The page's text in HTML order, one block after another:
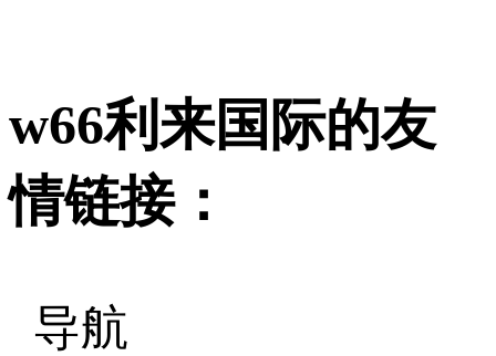
w66利来国际的友
情链接：
导航